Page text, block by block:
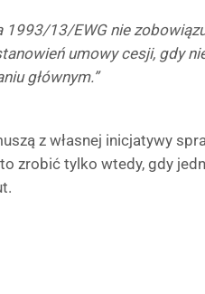
1993/13/EWG nie
umowy cesji, gdy
głównym.”
z własnej inicjatywy
zrobić tylko wtedy, gdy